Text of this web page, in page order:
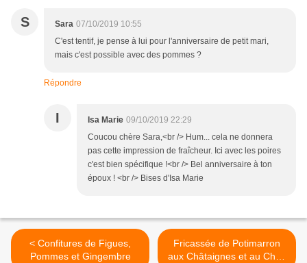
S Sara 07/10/2019 10:55
C'est tentif, je pense à lui pour l'anniversaire de petit mari,
mais c'est possible avec des pommes ?
Répondre
I Isa Marie 09/10/2019 22:29
Coucou chère Sara,<br /> Hum... cela ne donnera
pas cette impression de fraîcheur. Ici avec les poires
c'est bien spécifique !<br /> Bel anniversaire à ton
époux ! <br /> Bises d'Isa Marie
< Confitures de Figues,
Pommes et Gingembre
Fricassée de Potimarron
aux Châtaignes et au Chou